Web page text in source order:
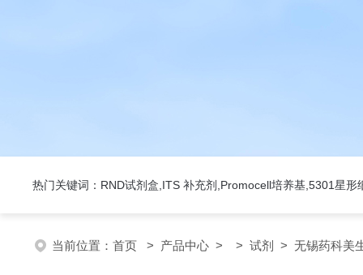
热门关键词：RND试剂盒,ITS 补充剂,Promocell培养基,5301星形
当前位置： 首页 > 产品中心 > > 试剂 > 无锡药科美